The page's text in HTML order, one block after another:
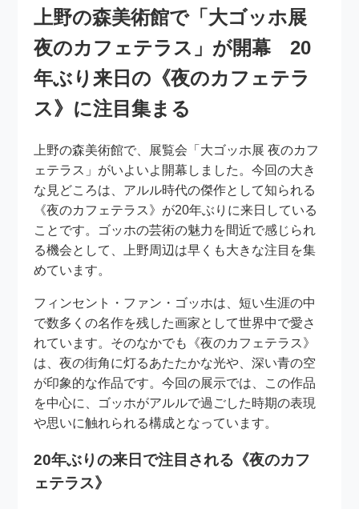
上野の森美術館で「大ゴッホ展
夜のカフェテラス」が開幕 20
年ぶり来日の《夜のカフェテラ
ス》に注目集まる
上野の森美術館で、展覧会「大ゴッホ展 夜のカフ
ェテラス」がいよいよ開幕しました。今回の大き
な見どころは、アルル時代の傑作として知られる
《夜のカフェテラス》が20年ぶりに来日している
ことです。ゴッホの芸術の魅力を間近で感じられ
る機会として、上野周辺は早くも大きな注目を集
めています。
フィンセント・ファン・ゴッホは、短い生涯の中
で数多くの名作を残した画家として世界中で愛さ
れています。そのなかでも《夜のカフェテラス》
は、夜の街角に灯るあたたかな光や、深い青の空
が印象的な作品です。今回の展示では、この作品
を中心に、ゴッホがアルルで過ごした時期の表現
や思いに触れられる構成となっています。
20年ぶりの来日で注目される《夜のカフ
ェテラス》